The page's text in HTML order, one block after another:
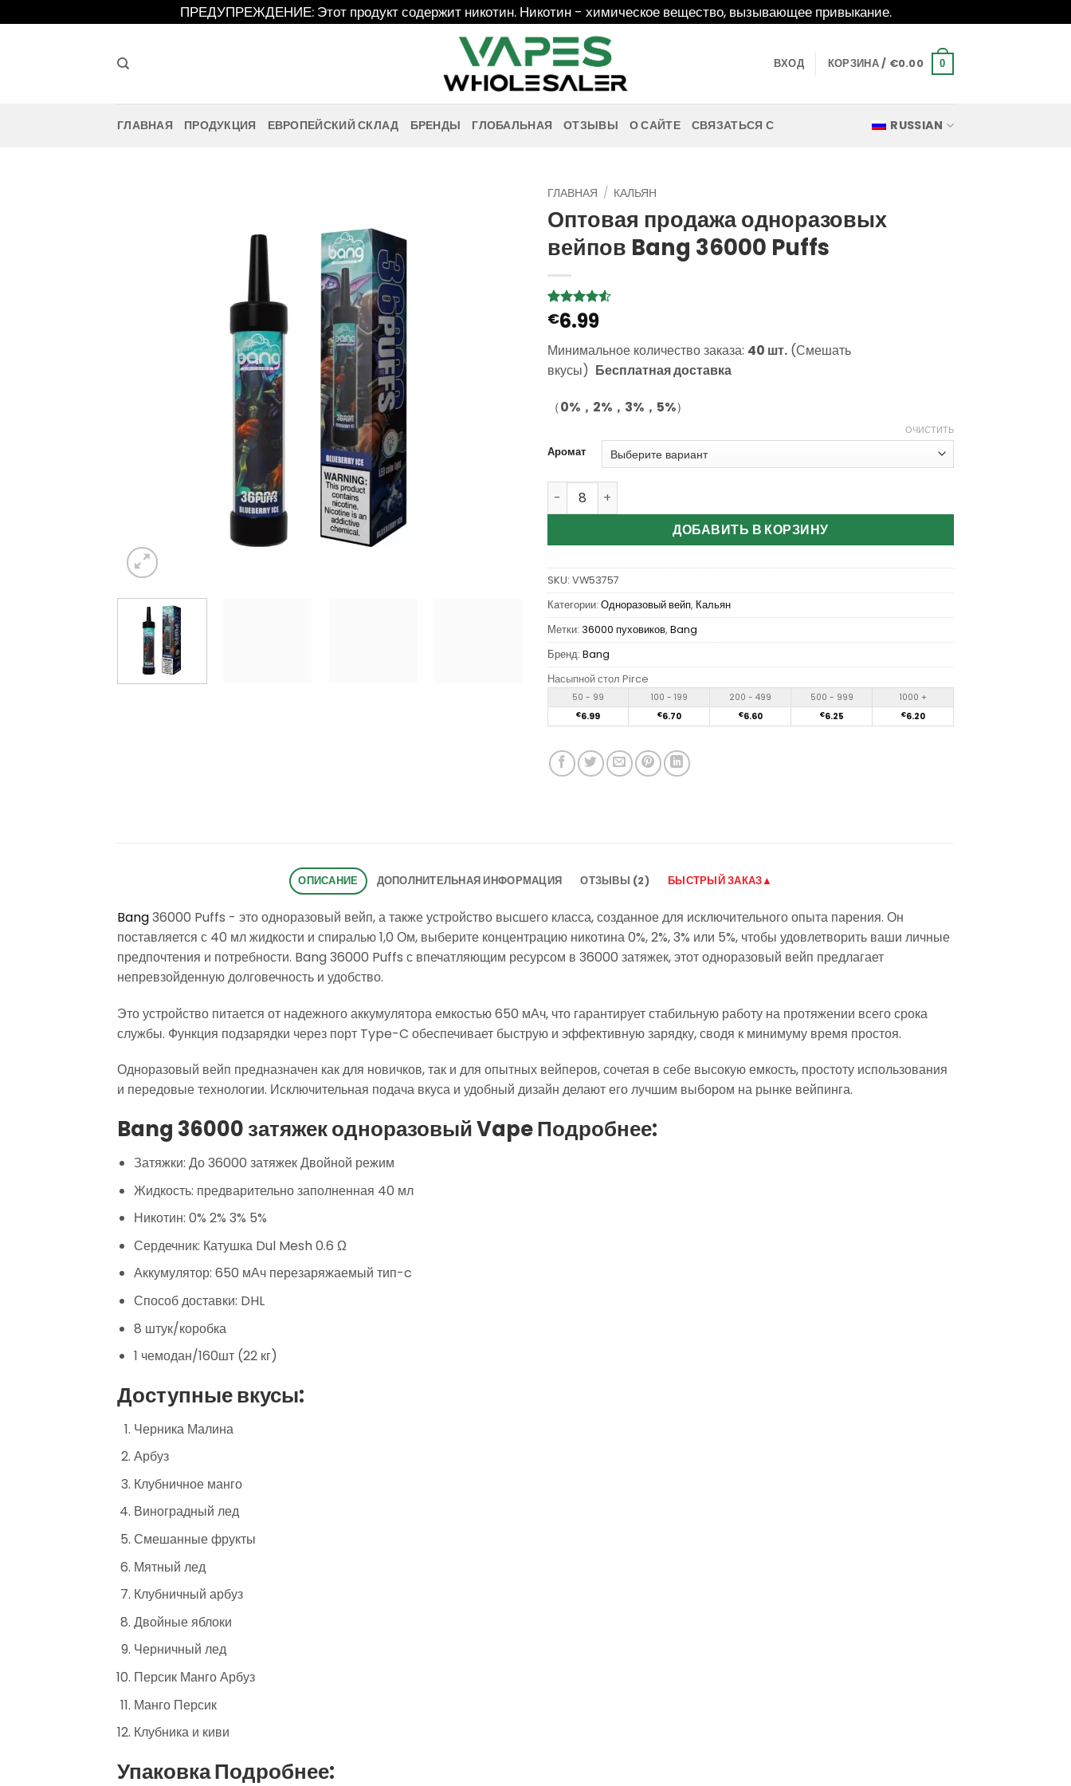
к
ПРЕДУПРЕЖДЕНИЕ: Этот продукт содержит никотин. Никотин - химическое вещество, вызывающее привыкание.
ВХОД КОРЗИНА / €0.00 0
ГЛАВНАЯ ПРОДУКЦИЯ ЕВРОПЕЙСКИЙ СКЛАД БРЕНДЫ ГЛОБАЛЬНАЯ ОТЗЫВЫ О САЙТЕ СВЯЗАТЬСЯ С RUSSIAN
ГЛАВНАЯ / КАЛЬЯН
Оптовая продажа одноразовых
вейпов Bang 36000 Puffs
Рейтинг
4.5из 5
опроса
2
пользователей
€6.99
Минимальное количество заказа: 40 шт. (Смешать
вкусы) Бесплатная доставка
（0%，2%，3%，5%）
Аромат
ОЧИСТИТЬ
Количество Wholesale Bang 36000 Puffs Disposable Vape
ДОБАВИТЬ В КОРЗИНУ
SKU: VW53757
Категории: Одноразовый вейп, Кальян
Метки: 36000 пуховиков, Bang
Бренд: Bang
Насыпной стол Pirce
50 - 99 100 - 199 200 - 499 500 - 999 1000 +
€6.99 €6.70 €6.60 €6.25 €6.20
ОПИСАНИЕ ДОПОЛНИТЕЛЬНАЯ ИНФОРМАЦИЯ ОТЗЫВЫ (2) БЫСТРЫЙ ЗАКАЗ▲
Bang36000 Puffs - это одноразовый вейп, а также устройство высшего класса, созданное для исключительного опыта парения. Он
поставляется с 40 мл жидкости и спиралью 1,0 Ом, выберите концентрацию никотина 0%, 2%, 3% или 5%, чтобы удовлетворить ваши личные
предпочтения и потребности. Bang 36000 Puffs с впечатляющим ресурсом в 36000 затяжек, этот одноразовый вейп предлагает
непревзойденную долговечность и удобство.
Это устройство питается от надежного аккумулятора емкостью 650 мАч, что гарантирует стабильную работу на протяжении всего срока
службы. Функция подзарядки через порт Type-C обеспечивает быструю и эффективную зарядку, сводя к минимуму время простоя.
Одноразовый вейп предназначен как для новичков, так и для опытных вейперов, сочетая в себе высокую емкость, простоту использования
и передовые технологии. Исключительная подача вкуса и удобный дизайн делают его лучшим выбором на рынке вейпинга.
Bang 36000 затяжек одноразовый Vape Подробнее:
Затяжки: До 36000 затяжек Двойной режим
Жидкость: предварительно заполненная 40 мл
Никотин: 0% 2% 3% 5%
Сердечник: Катушка Dul Mesh 0.6 Ω
Аккумулятор: 650 мАч перезаряжаемый тип-c
Способ доставки: DHL
8 штук/коробка
1 чемодан/160шт (22 кг)
Доступные вкусы:
Черника Малина
Арбуз
Клубничное манго
Виноградный лед
Смешанные фрукты
Мятный лед
Клубничный арбуз
Двойные яблоки
Черничный лед
Персик Манго Арбуз
Манго Персик
Клубника и киви
Упаковка Подробнее: